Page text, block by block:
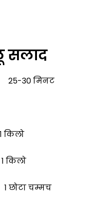
सलाद
30 मिनट
चम्मच